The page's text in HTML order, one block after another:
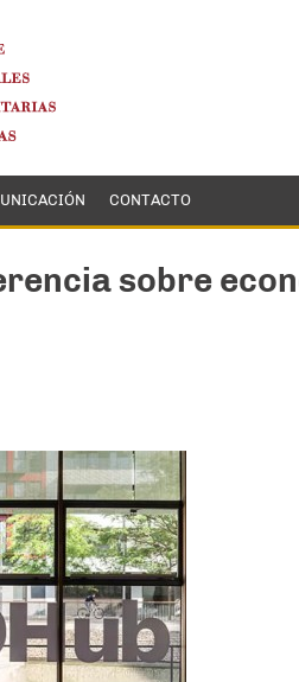
CONTACTO
sobre